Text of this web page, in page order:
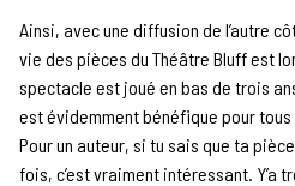
Ainsi, avec une diffusion de l’autre
vie des pièces du Théâtre Bluff est
spectacle est joué en bas de trois
est évidemment bénéfique pour
Pour un auteur, si tu sais que ta
fois, c’est vraiment intéressant. Y’a